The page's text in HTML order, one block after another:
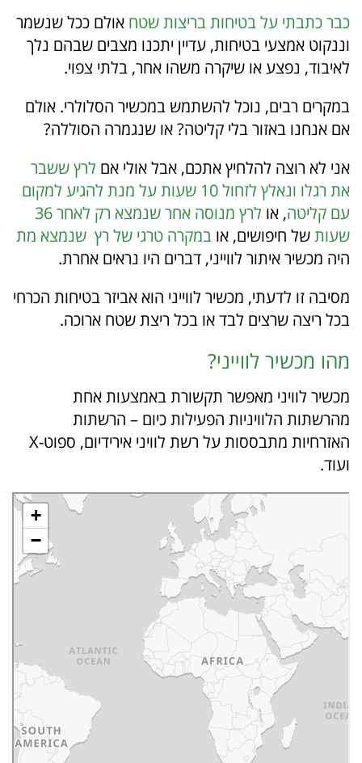
כבר כתבתי על בטיחות בריצות שטח אולם ככל שנשמר
וננקוט אמצעי בטיחות, עדיין יתכנו מצבים שבהם נלך
לאיבוד, נפצע או שיקרה משהו אחר, בלתי צפוי.
במקרים רבים, נוכל להשתמש במכשיר הסלולרי. אולם
אם אנחנו באזור בלי קליטה? או שנגמרה הסוללה?
אני לא רוצה להלחיץ אתכם, אבל אולי אם לרץ ששבר
את רגלו ונאלץ לזחול 10 שעות על מנת להגיע למקום
עם קליטה, או
לרץ מנוסה אחר שנמצא רק לאחר 36
שעותשל חיפושים, או במקרה טרגי של רץ שנמצא מת
היה מכשיר איתור לווייני, דברים היו נראים אחרת.
מסיבה זו לדעתי, מכשיר לווייני הוא אביזר בטיחות הכרחי
בכל ריצה שרצים לבד או בכל ריצת שטח ארוכה.
מהו מכשיר לווייני?
מכשיר לוויני מאפשר תקשורת באמצעות אחת
מהרשתות הלוויניות הפעילות כיום – הרשתות
האזרחיות מתבססות על רשת לוויני אירידיום, ספוט-X
ועוד.